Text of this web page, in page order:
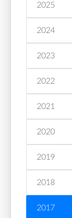
2025
2024
2023
2022
2021
2020
2019
2018
2017